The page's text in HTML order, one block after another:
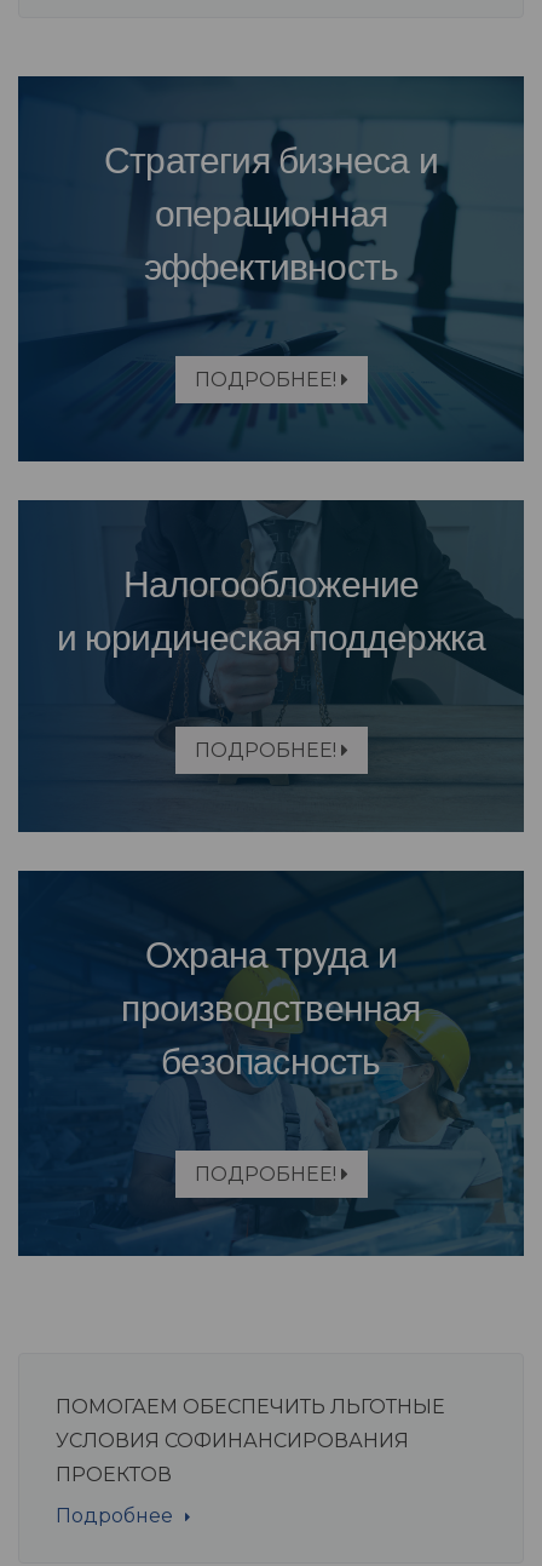
Стратегия бизнеса и
операционная
эффективность
ПОДРОБНЕЕ!
Налогообложение
и юридическая поддержка
ПОДРОБНЕЕ!
Охрана труда и
производственная
безопасность
ПОДРОБНЕЕ!
ПОМОГАЕМ ОБЕСПЕЧИТЬ ЛЬГОТНЫЕ
УСЛОВИЯ СОФИНАНСИРОВАНИЯ
ПРОЕКТОВ
Подробнее